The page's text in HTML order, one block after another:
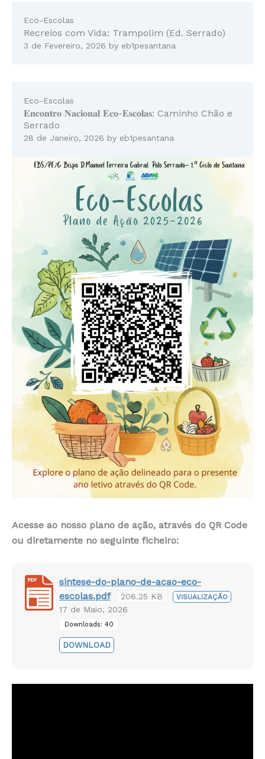
Eco-Escolas
Recreios com Vida: Trampolim (Ed. Serrado)
3 de Fevereiro, 2026 by eb1pesantana
Eco-Escolas
𝐄𝐧𝐜𝐨𝐧𝐭𝐫𝐨 𝐍𝐚𝐜𝐢𝐨𝐧𝐚𝐥 𝐄𝐜𝐨-𝐄𝐬𝐜𝐨𝐥𝐚𝐬: Caminho Chão e
Serrado
28 de Janeiro, 2026 by eb1pesantana
Acesse ao nosso plano de ação, através do QR Code
ou diretamente no seguinte ficheiro:
sintese-do-plano-de-acao-eco-
escolas.pdf
206.25 KB VISUALIZAÇÃO
17 de Maio, 2026
Downloads: 40
DOWNLOAD